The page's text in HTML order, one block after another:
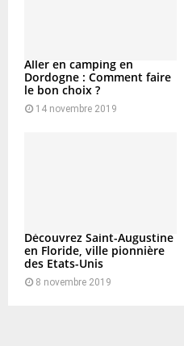
Aller en camping en
Dordogne : Comment faire
le bon choix ?
14 novembre 2019
Découvrez Saint-Augustine
en Floride, ville pionnière
des Etats-Unis
8 novembre 2019